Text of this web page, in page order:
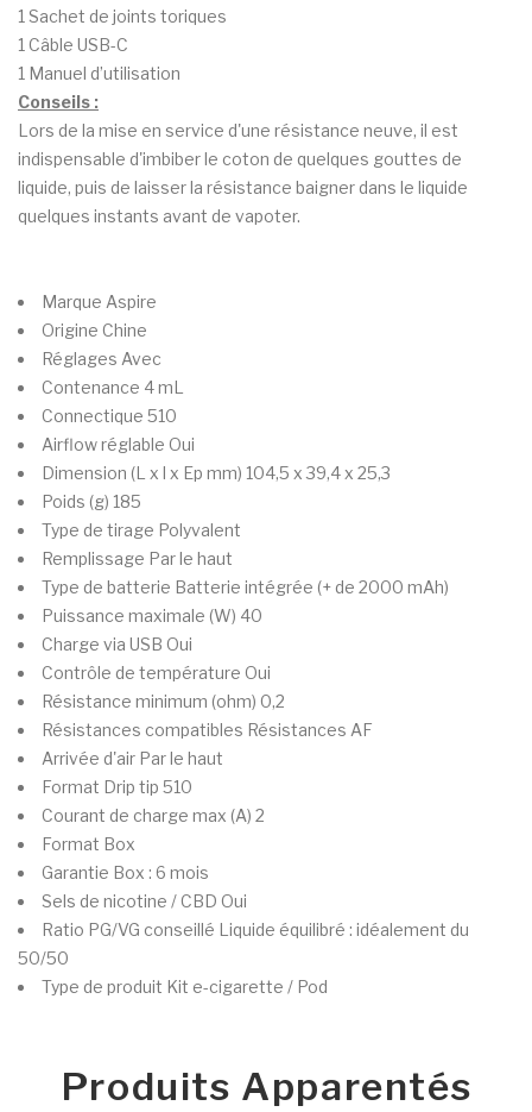
1 Sachet de joints toriques
1 Câble USB-C
1 Manuel d’utilisation
Conseils :
Lors de la mise en service d'une résistance neuve, il est
indispensable d'imbiber le coton de quelques gouttes de
liquide, puis de laisser la résistance baigner dans le liquide
quelques instants avant de vapoter.
Marque Aspire
Origine Chine
Réglages Avec
Contenance 4 mL
Connectique 510
Airflow réglable Oui
Dimension (L x l x Ep mm) 104,5 x 39,4 x 25,3
Poids (g) 185
Type de tirage Polyvalent
Remplissage Par le haut
Type de batterie Batterie intégrée (+ de 2000 mAh)
Puissance maximale (W) 40
Charge via USB Oui
Contrôle de température Oui
Résistance minimum (ohm) 0,2
Résistances compatibles Résistances AF
Arrivée d'air Par le haut
Format Drip tip 510
Courant de charge max (A) 2
Format Box
Garantie Box : 6 mois
Sels de nicotine / CBD Oui
Ratio PG/VG conseillé Liquide équilibré : idéalement du
50/50
Type de produit Kit e-cigarette / Pod
Produits Apparentés